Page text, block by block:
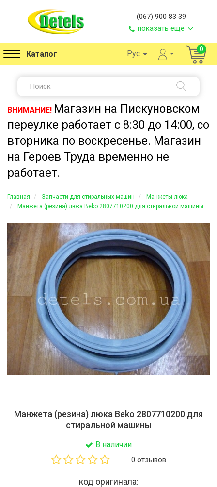
(067) 900 83 39
показать еще
Каталог Рус 0
ВНИМАНИЕ! Магазин на Пискуновском
переулке работает с 8:30 до 14:00, со
вторника по воскресенье. Магазин
на Героев Труда временно не
работает.
Главная Запчасти для стиральных машин
Манжеты люка
Манжета (резина) люка Beko 2807710200 для стиральной машины
Манжета (резина) люка Beko 2807710200 для
стиральной машины
В наличии
0 отзывов
код оригинала: